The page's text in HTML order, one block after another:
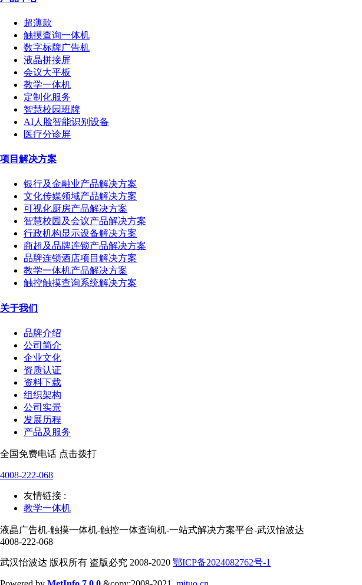
超薄款
触摸查询一体机
数字标牌广告机
液晶拼接屏
会议大平板
教学一体机
定制化服务
智慧校园班牌
AI人脸智能识别设备
医疗分诊屏
项目解决方案
银行及金融业产品解决方案
文化传媒领域产品解决方案
可视化厨房产品解决方案
智慧校园及会议产品解决方案
行政机构显示设备解决方案
商超及品牌连锁产品解决方案
品牌连锁酒店项目解决方案
教学一体机产品解决方案
触控触摸查询系统解决方案
关于我们
品牌介绍
公司简介
企业文化
资质认证
资料下载
组织架构
公司实景
发展历程
产品及服务
全国免费电话 点击拨打
4008-222-068
友情链接 :
教学一体机
液晶广告机-触摸一体机-触控一体查询机-一站式解决方案平台-武汉怡波达
4008-222-068
武汉怡波达 版权所有 盗版必究 2008-2020 鄂ICP备2024082762号-1